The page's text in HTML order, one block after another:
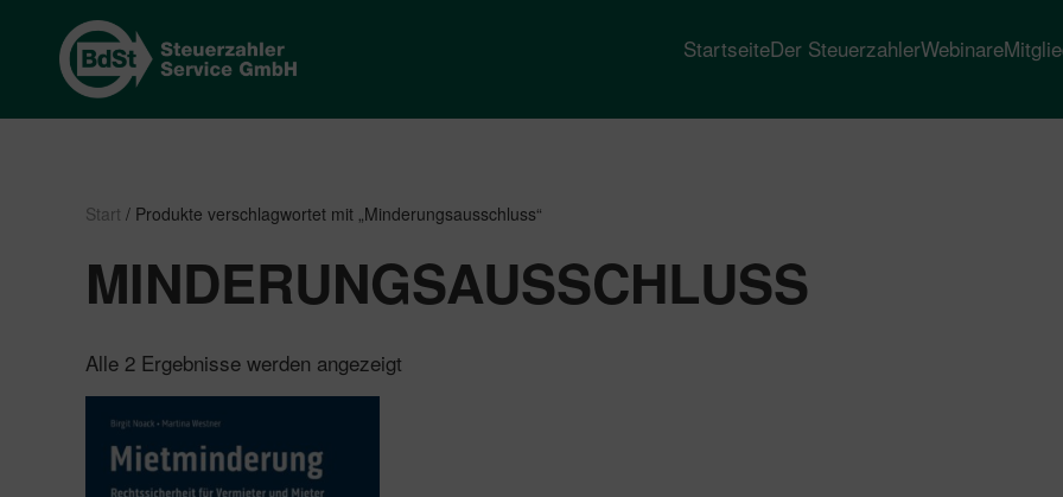
StartseiteDer SteuerzahlerWebinare
Start / Produkte verschlagwortet mit „Minderungsausschluss“
MINDERUNGSAUSSCHLUSS
Alle 2 Ergebnisse werden angezeigt